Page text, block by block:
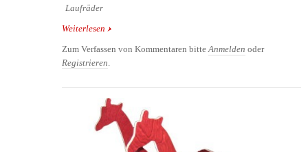
Laufräder
Weiterlesen über Wishbonebike: Das Laufrad das einfach etwas
Zum Verfassen von Kommentaren bitteAnmelden oder
Registrieren.